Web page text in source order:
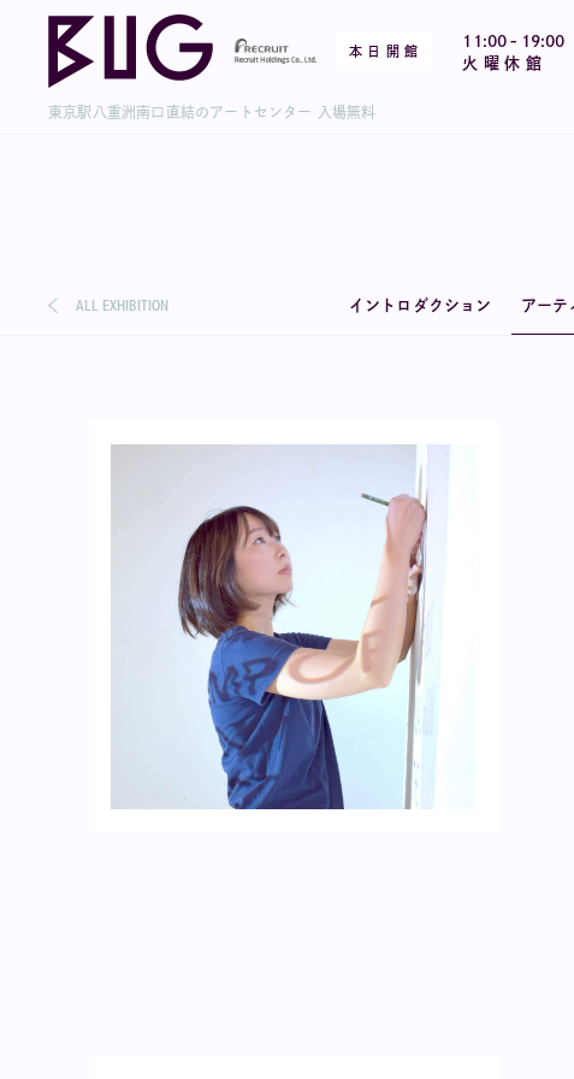
本 日 開 館
11:00 - 19:00
火 曜 休 館
東京駅八重洲南口直結のアートセンター 入場無料
ALL EXHIBITION イントロダクション アーテ